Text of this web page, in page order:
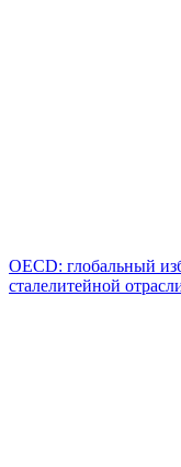
OECD: глобальный
сталелитейной